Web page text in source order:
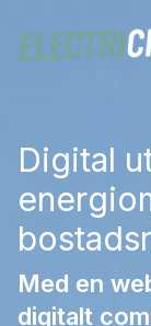
Digital
Med en
digitalt